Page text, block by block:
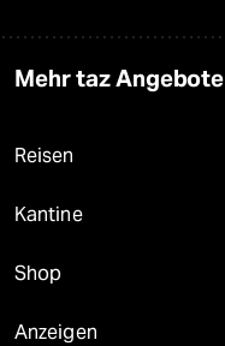
Mehr taz Angebote
Reisen
Kantine
Shop
Anzeigen